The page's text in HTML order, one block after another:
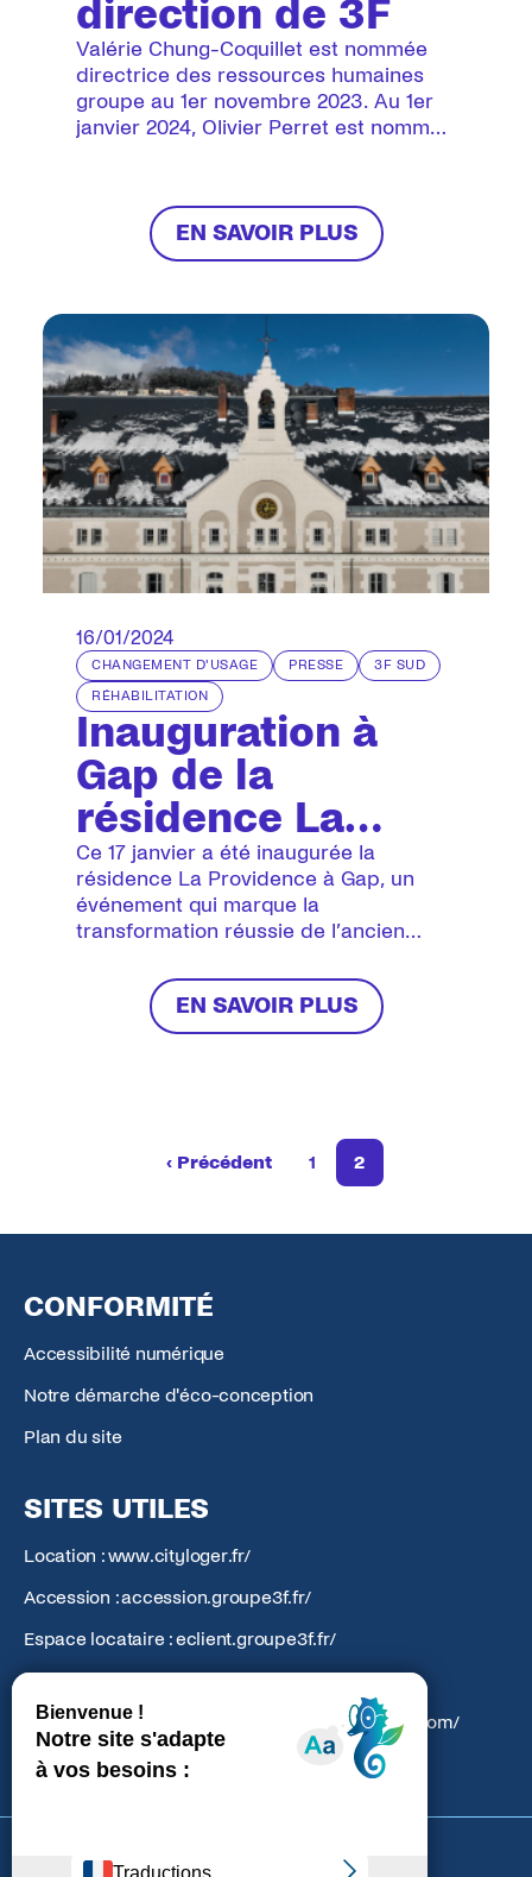
direction de 3F
Valérie Chung-Coquillet est nommée
directrice des ressources humaines
groupe au 1er novembre 2023. Au 1er
janvier 2024, Olivier Perret est nommé
EN SAVOIR PLUS
16/01/2024
CHANGEMENT D'USAGE PRESSE
3F SUD
RÉHABILITATION
Inauguration à
Gap de la
résidence La
Providence : du
couvent au
logement social
Ce 17 janvier a été inaugurée la
résidence La Providence à Gap, un
événement qui marque la
transformation réussie de l’ancien
de La Providence, érigé en 1886, en
une résidence de 86 logements
EN SAVOIR PLUS
Pagination
Page précédente
‹ Précédent Page
1 Page
2
CONFORMITÉ
Accessibilité numérique
Notre démarche d'éco-conception
Plan du site
SITES UTILES
Location : www.cityloger.fr/
Accession : accession.groupe3f.fr/
Espace locataire : eclient.groupe3f.fr/
Action Logement : groupe.actionlogement.fr/
Atlantic Amenagement : atlantic-amenagement.com/